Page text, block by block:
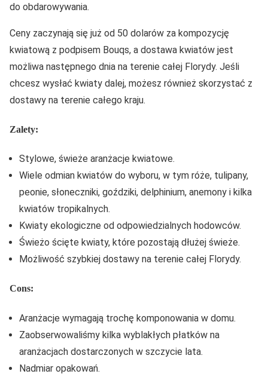
do obdarowywania.
Ceny zaczynają się już od 50 dolarów za kompozycję
kwiatową z podpisem Bouqs, a dostawa kwiatów jest
możliwa następnego dnia na terenie całej Florydy. Jeśli
chcesz wysłać kwiaty dalej, możesz również skorzystać z
dostawy na terenie całego kraju.
Zalety:
Stylowe, świeże aranżacje kwiatowe.
Wiele odmian kwiatów do wyboru, w tym róże, tulipany,
peonie, słoneczniki, goździki, delphinium, anemony i kilka
kwiatów tropikalnych.
Kwiaty ekologiczne od odpowiedzialnych hodowców.
Świeżo ścięte kwiaty, które pozostają dłużej świeże.
Możliwość szybkiej dostawy na terenie całej Florydy.
Cons:
Aranżacje wymagają trochę komponowania w domu.
Zaobserwowaliśmy kilka wyblakłych płatków na
aranżacjach dostarczonych w szczycie lata.
Nadmiar opakowań.